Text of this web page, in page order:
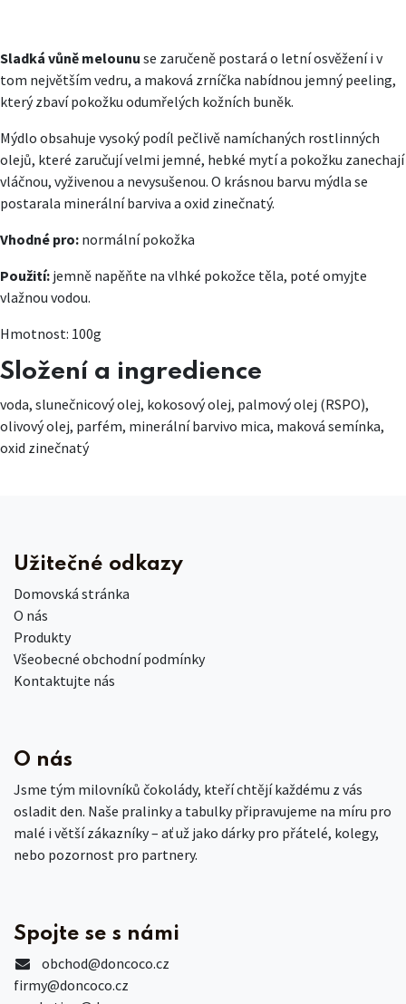
Sladká vůně melounu se zaručeně postará o letní osvěžení i v
tom největším vedru, a maková zrníčka nabídnou jemný peeling,
který zbaví pokožku odumřelých kožních buněk.
Mýdlo obsahuje vysoký podíl pečlivě namíchaných rostlinných
olejů, které zaručují velmi jemné, hebké mytí a pokožku zanechají
vláčnou, vyživenou a nevysušenou. O krásnou barvu mýdla se
postarala minerální barviva a oxid zinečnatý.
Vhodné pro: normální pokožka
Použití: jemně napěňte na vlhké pokožce těla, poté omyjte
vlažnou vodou.
Hmotnost: 100g
Složení a ingredience
voda, slunečnicový olej, kokosový olej, palmový olej (RSPO),
olivový olej, parfém, minerální barvivo mica, maková semínka,
oxid zinečnatý
Užitečné odkazy
Domovská stránka
O nás
Produkty
Všeobecné obchodní podmínky
Kontaktujte nás
O nás
Jsme tým milovníků čokolády, kteří chtějí každému z vás
osladit den. Naše pralinky a tabulky připravujeme na míru pro
malé i větší zákazníky – ať už jako dárky pro přátelé, kolegy,
nebo pozornost pro partnery.
Spojte se s námi
obchod@doncoco.cz
firmy@doncoco.cz